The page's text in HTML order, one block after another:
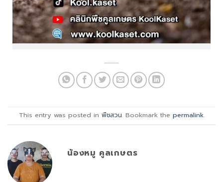
This entry was posted in พืชสวน. Bookmark the permalink.
น้องหมู คูลเกษตร